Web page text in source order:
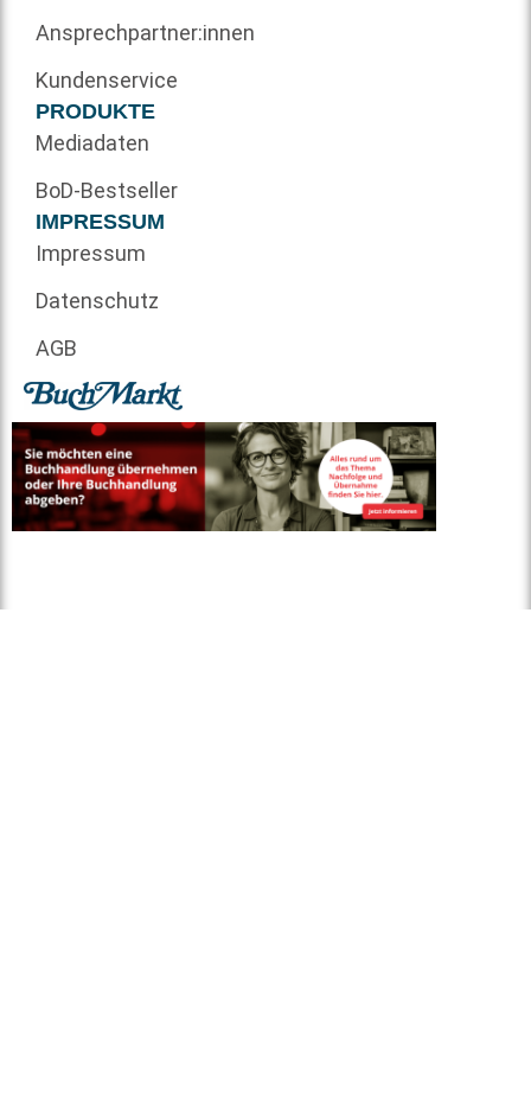
Ansprechpartner:innen
Kundenservice
PRODUKTE
Mediadaten
BoD-Bestseller
IMPRESSUM
Impressum
Datenschutz
AGB